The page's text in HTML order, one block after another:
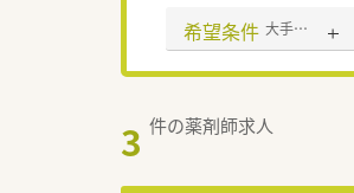
希望条件 大手チェーン
3 件の薬剤師求人